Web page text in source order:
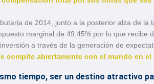
de 2014, junto a la posterior alza de la
marginal de 49,45% por lo que recibe
a través de la generación de
compite abiertamente con el mundo en
tiempo, ser un destino atractivo